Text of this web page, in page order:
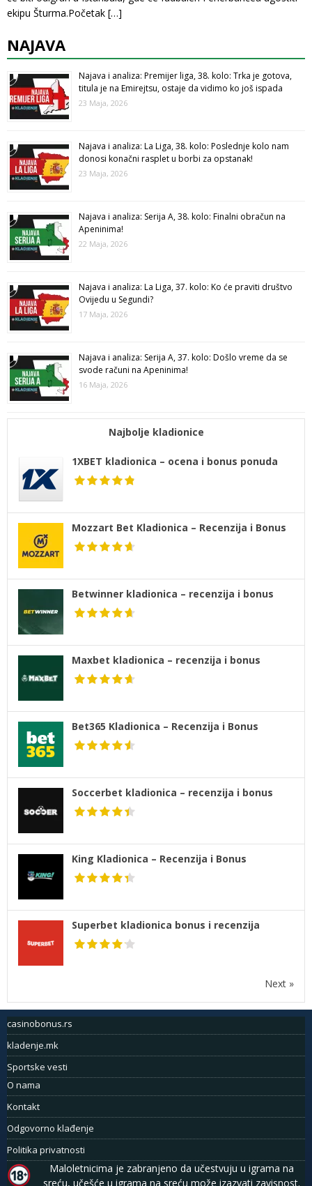
ekipu Šturma.Početak […]
NAJAVA
Najava i analiza: Premijer liga, 38. kolo: Trka je gotova,
titula je na Emirejtsu, ostaje da vidimo ko još ispada
23 Maja, 2026
Najava i analiza: La Liga, 38. kolo: Poslednje kolo nam
donosi konačni rasplet u borbi za opstanak!
23 Maja, 2026
Najava i analiza: Serija A, 38. kolo: Finalni obračun na
Apeninima!
22 Maja, 2026
Najava i analiza: La Liga, 37. kolo: Ko će praviti društvo
Ovijedu u Segundi?
17 Maja, 2026
Najava i analiza: Serija A, 37. kolo: Došlo vreme da se
svode računi na Apeninima!
16 Maja, 2026
Najbolje kladionice
1XBET kladionica – ocena i bonus ponuda
Mozzart Bet Kladionica – Recenzija i Bonus
Betwinner kladionica – recenzija i bonus
Maxbet kladionica – recenzija i bonus
Bet365 Kladionica – Recenzija i Bonus
Soccerbet kladionica – recenzija i bonus
King Kladionica – Recenzija i Bonus
Superbet kladionica bonus i recenzija
Next »
casinobonus.rs
kladenje.mk
Sportske vesti
O nama
Kontakt
Odgovorno klađenje
Politika privatnosti
Maloletnicima je zabranjeno da učestvuju u igrama na
sreću, učešće u igrama na sreću može izazvati zavisnost.